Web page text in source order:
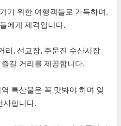
기 위한 여행객들로 가득하며,
에게 제격입니다.
리, 선교장, 주문진 수산시장
길 거리를 제공합니다.
특산물은 꼭 맛봐야 하며 잊
사합니다.